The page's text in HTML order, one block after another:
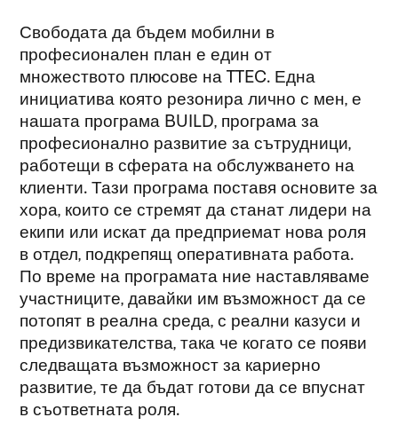
Свободата да бъдем мобилни в
професионален план е един от
множеството плюсове на TTEC. Една
инициатива която резонира лично с мен, е
нашата програма BUILD, програма за
професионално развитие за сътрудници,
работещи в сферата на обслужването на
клиенти. Тази програма поставя основите за
хора, които се стремят да станат лидери на
екипи или искат да предприемат нова роля
в отдел, подкрепящ оперативната работа.
По време на програмата ние наставляваме
участниците, давайки им възможност да се
потопят в реална среда, с реални казуси и
предизвикателства, така че когато се появи
следващата възможност за кариерно
развитие, те да бъдат готови да се впуснат
в съответната роля.